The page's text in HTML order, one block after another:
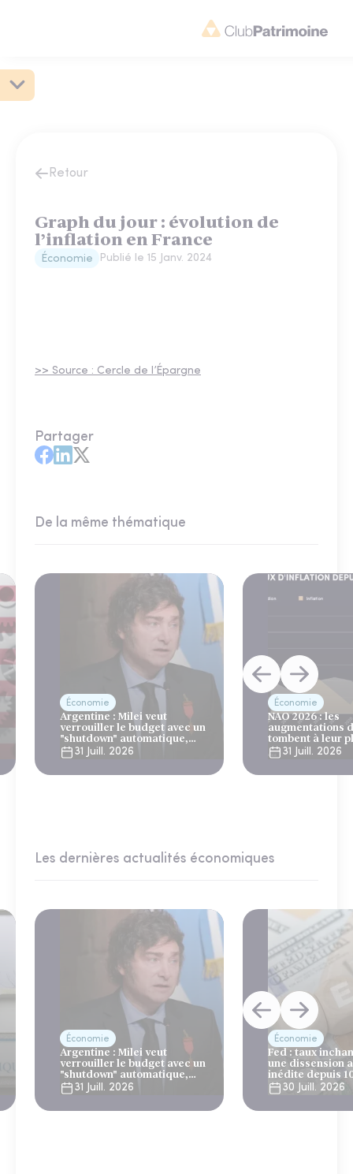
Retour
Graph du jour : évolution de
l’inflation en France
Économie Publié le 15 Janv. 2024
>> Source : Cercle de l’Épargne
Partager
De la même thématique
Économie
Argentine : Milei veut
verrouiller le budget avec un
"shutdown" automatique,
sous le regard bienveillant
du FMI
31 Juill. 2026
Économie
NAO 2026 : les
augmentations
tombent à leur
niveau depuis 4
31 Juill. 2026
Les dernières actualités économiques
Économie
Argentine : Milei veut
verrouiller le budget avec un
"shutdown" automatique,
sous le regard bienveillant
du FMI
31 Juill. 2026
Économie
Fed : taux
une dissension
inédite depuis
30 Juill. 2026